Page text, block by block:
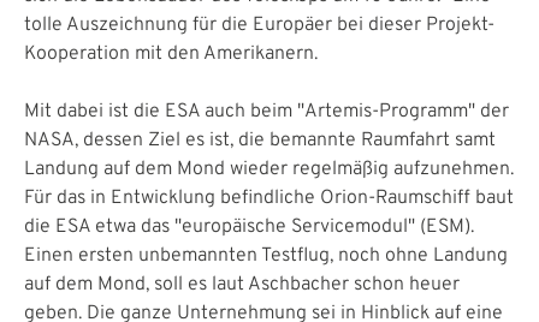
tolle Auszeichnung für die Europäer bei dieser Projekt-
Kooperation mit den Amerikanern.
Mit dabei ist die ESA auch beim "Artemis-Programm" der
NASA, dessen Ziel es ist, die bemannte Raumfahrt samt
Landung auf dem Mond wieder regelmäßig aufzunehmen.
Für das in Entwicklung befindliche Orion-Raumschiff baut
die ESA etwa das "europäische Servicemodul" (ESM).
Einen ersten unbemannten Testflug, noch ohne Landung
auf dem Mond, soll es laut Aschbacher schon heuer
geben. Die ganze Unternehmung sei in Hinblick auf eine